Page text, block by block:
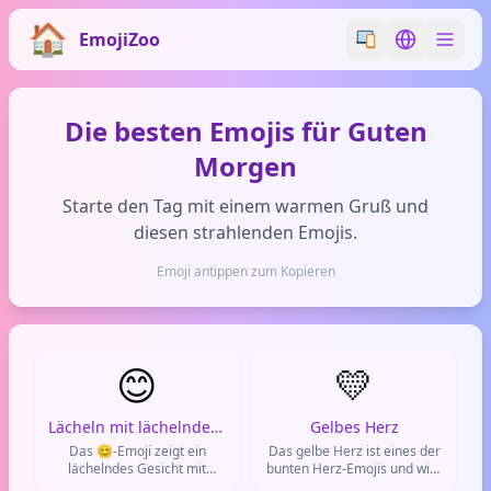
EmojiZoo Switch emoji
Switch
Die besten Emojis für Guten
Morgen
Starte den Tag mit einem warmen Gruß und
diesen strahlenden Emojis.
Emoji antippen zum Kopieren
😊
Lächeln mit lächelnden Augen
Das 😊-Emoji zeigt ein
lächelndes Gesicht mit
💛
Gelbes Herz
Das gelbe Herz ist eines der
bunten Herz-Emojis und wird